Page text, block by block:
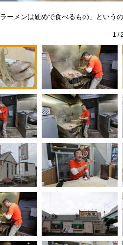
ラーメンは硬めで食べるもの」という
1 /